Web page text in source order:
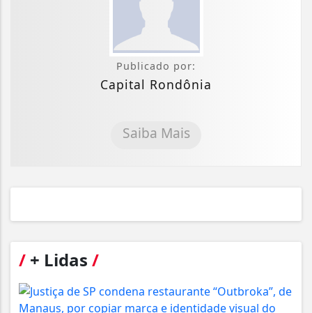
Publicado por:
Capital Rondônia
Saiba Mais
/ + Lidas /